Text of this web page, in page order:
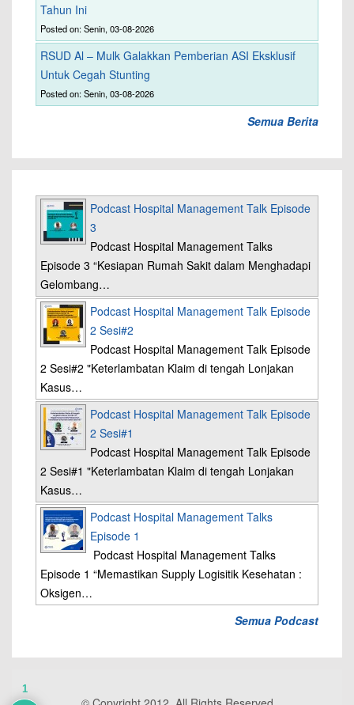
Tahun Ini
Posted on: Senin, 03-08-2026
RSUD Al – Mulk Galakkan Pemberian ASI Eksklusif
Untuk Cegah Stunting
Posted on: Senin, 03-08-2026
Semua Berita
Podcast Hospital Management Talk Episode
3
Podcast Hospital Management Talks
Episode 3 “Kesiapan Rumah Sakit dalam Menghadapi
Gelombang…
Podcast Hospital Management Talk Episode
2 Sesi#2
Podcast Hospital Management Talk Episode
2 Sesi#2 "Keterlambatan Klaim di tengah Lonjakan
Kasus…
Podcast Hospital Management Talk Episode
2 Sesi#1
Podcast Hospital Management Talk Episode
2 Sesi#1 "Keterlambatan Klaim di tengah Lonjakan
Kasus…
Podcast Hospital Management Talks
Episode 1
Podcast Hospital Management Talks
Episode 1 “Memastikan Supply Logisitik Kesehatan :
Oksigen…
Semua Podcast
1